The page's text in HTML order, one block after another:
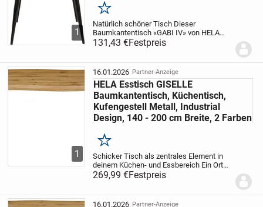
1
Merken
Natürlich schöner Tisch Dieser
Baumkantentisch «GABI IV» von HELA
zieht mit seiner markanten Optik die
Blicke auf sich. Das MDF macht die
die Eigenschaft, dass...
131,43 €Festpreis
1
16.01.2026 Partner-Anzeige
HELA Esstisch GISELLE
Baumkantentisch, Küchentisch,
Kufengestell Metall, Industrial
Design, 140 - 200 cm Breite, 2 Farben
Merken
Schicker Tisch als zentrales Element in
deinem Küchen- und Essbereich Ein Ort
der Gastfreundschaft und des
Beisammenseins — an diesem Esstisch
Küchentisch« von HELA steht...
269,99 €Festpreis
16.01.2026 Partner-Anzeige